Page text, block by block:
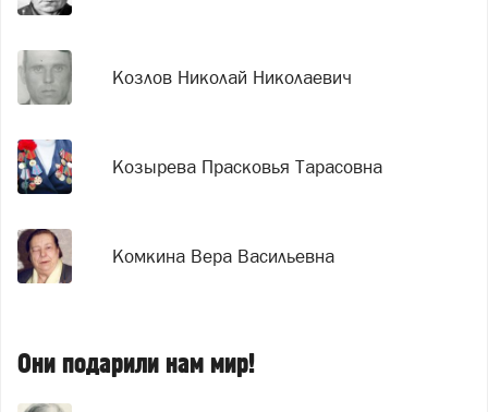
Козлов Николай Николаевич
Козырева Прасковья Тарасовна
Комкина Вера Васильевна
Они подарили нам мир!